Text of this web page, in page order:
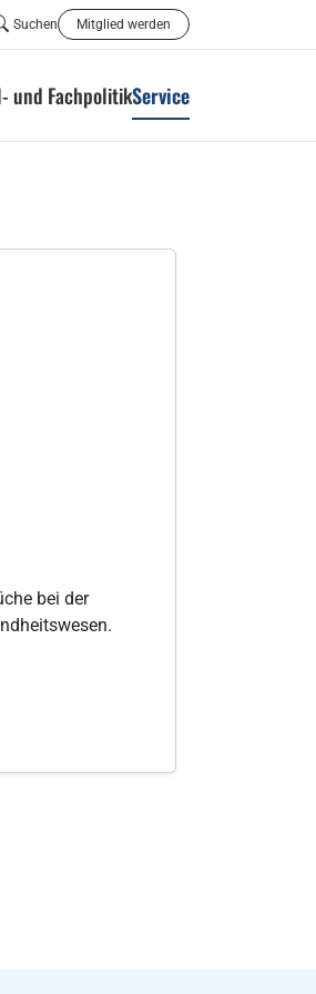
Suchen Mitglied werden
und FachpolitikService
bei der